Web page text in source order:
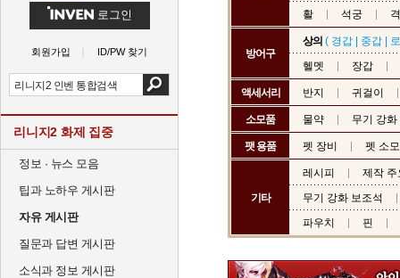
로그인
회원가입 ID/PW 찾기
리니지2 화제 집중
정보 · 뉴스 모음
팁과 노하우 게시판
자유 게시판
질문과 답변 게시판
소식과 정보 게시판
활
석궁
방어구
상의 ( 경갑 중갑
헬멧
장갑
액세서리 반지 귀걸이
소모품 물약 무기 강
팻 용품 펫 장비 펫 소
기타
레시피
제작 주
무기 강화 보조석
파우치
핀